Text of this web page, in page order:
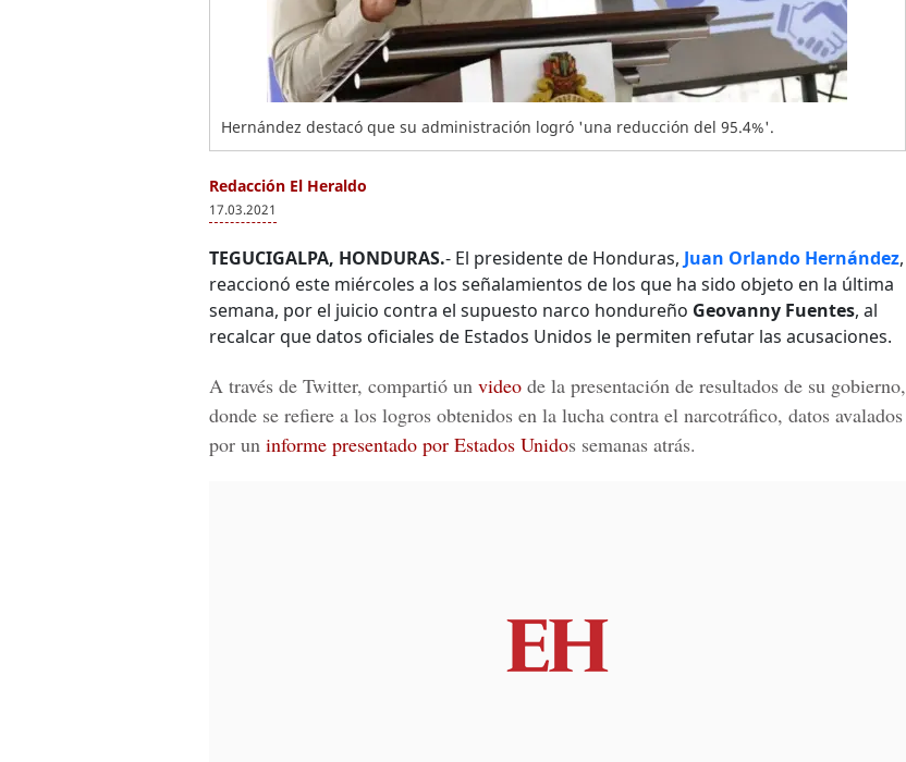
Hernández destacó que su administración logró 'una reducción del 95.4%'.
Redacción El Heraldo
17.03.2021
TEGUCIGALPA, HONDURAS.- El presidente de Honduras, Juan Orlando Hernández,
reaccionó este miércoles a los señalamientos de los que ha sido objeto en la última
semana, por el juicio contra el supuesto narco hondureño Geovanny Fuentes, al
recalcar que datos oficiales de Estados Unidos le permiten refutar las acusaciones.
A través de Twitter, compartió un video de la presentación de resultados de su gobierno,
donde se refiere a los logros obtenidos en la lucha contra el narcotráfico, datos avalados
por un informe presentado por Estados Unidos semanas atrás.